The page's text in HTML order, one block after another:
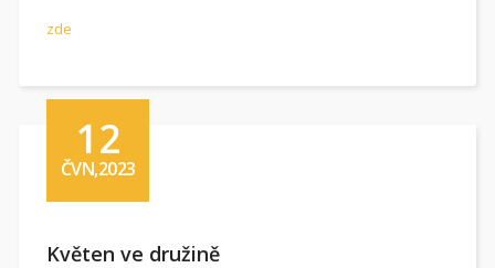
zde
12
ČVN,2023
Květen ve družině